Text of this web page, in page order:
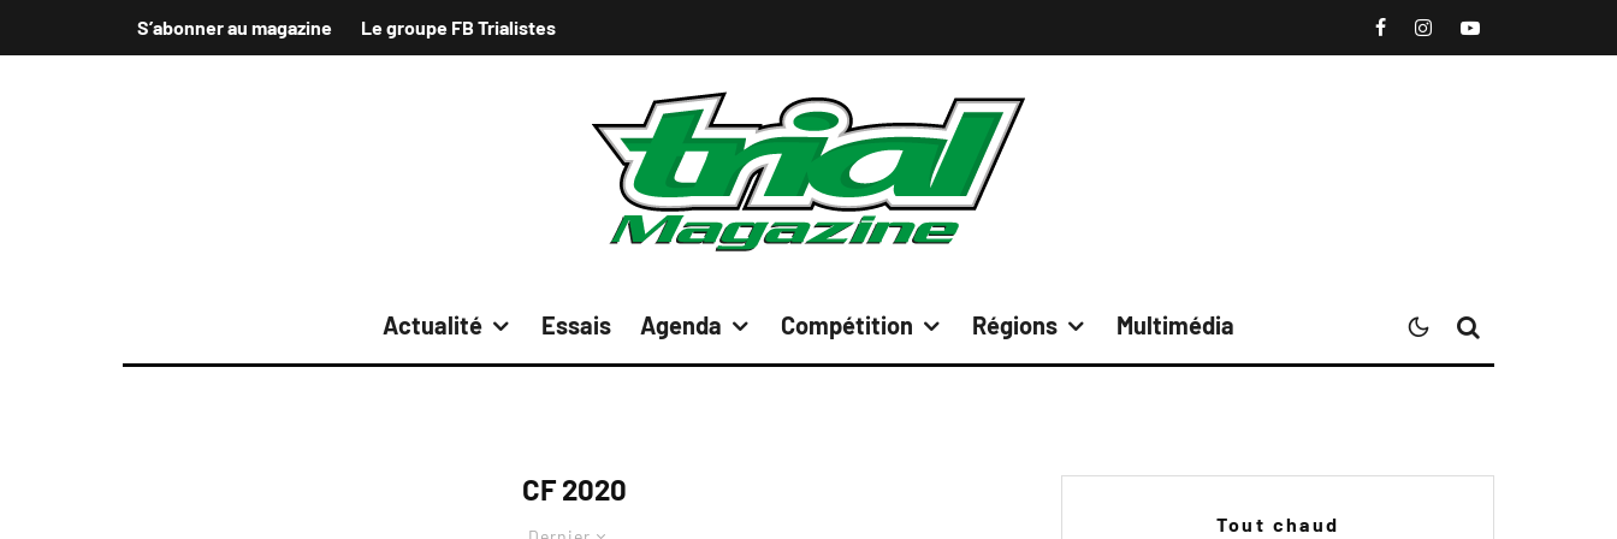
S’abonner au magazine Le groupe FB Trialistes
Actualité Essais Agenda Compétition Régions Multimédia
CF 2020
Tout chaud